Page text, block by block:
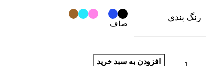
رنگ بندی
صاف
افزودن به سبد خرید